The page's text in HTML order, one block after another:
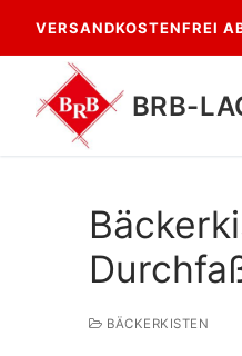
Inhalt
springen
VERSANDKOSTENFREI
BRB-
BÄCKERKISTEN